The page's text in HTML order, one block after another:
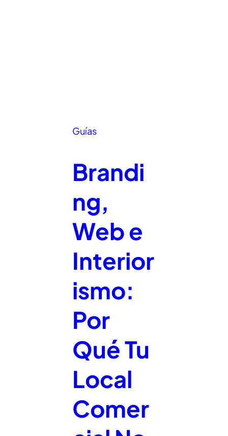
Guías
Brandi
ng,
Web e
Interior
ismo:
Por
Qué Tu
Local
Comer